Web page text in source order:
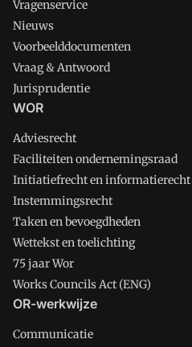
Vragenservice
Nieuws
Voorbeelddocumenten
Vraag & Antwoord
Jurisprudentie
WOR
Adviesrecht
Faciliteiten ondernemingsraad
Initiatiefrecht en informatierecht
Instemmingsrecht
Taken en bevoegdheden
Wettekst en toelichting
75 jaar Wor
Works Councils Act (ENG)
OR-werkwijze
Communicatie